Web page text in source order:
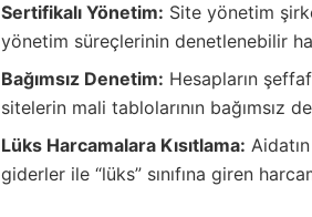
Sertifikalı Yönetim: Site yönetim
yönetim süreçlerinin denetlenebilir
Bağımsız Denetim: Hesapların
sitelerin mali tablolarının bağımsız
Lüks Harcamalara Kısıtlama:
giderler ile “lüks” sınıfına giren